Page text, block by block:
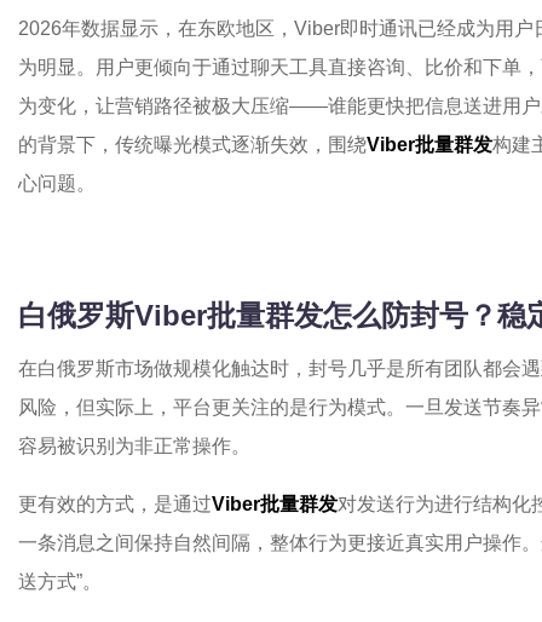
2026年数据显示，在东欧地区，Viber即时通讯已经成为用
为明显。用户更倾向于通过聊天工具直接咨询、比价和下单
为变化，让营销路径被极大压缩——谁能更快把信息送进用
的背景下，传统曝光模式逐渐失效，围绕Viber批量群发构建
心问题。
白俄罗斯Viber批量群发怎么防封号？稳
在白俄罗斯市场做规模化触达时，封号几乎是所有团队都会
风险，但实际上，平台更关注的是行为模式。一旦发送节奏
容易被识别为非正常操作。
更有效的方式，是通过Viber批量群发对发送行为进行结构化
一条消息之间保持自然间隔，整体行为更接近真实用户操作
送方式”。